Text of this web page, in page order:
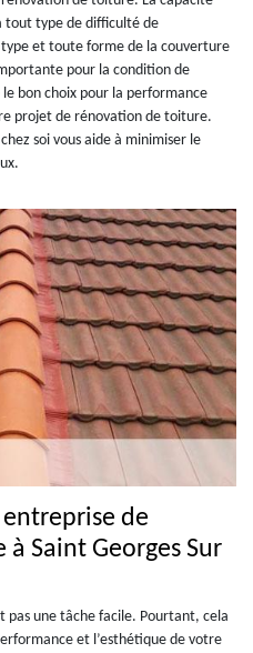
tout type de difficulté de
et toute forme de la couverture
pour la condition de
bon choix pour la performance
projet de rénovation de toiture.
soi vous aide à minimiser le
de
Saint Georges Sur
pas une tâche facile. Pourtant, cela
et l’esthétique de votre